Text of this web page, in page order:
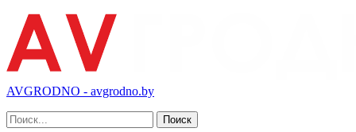
AVGRODNO - avgrodno.by